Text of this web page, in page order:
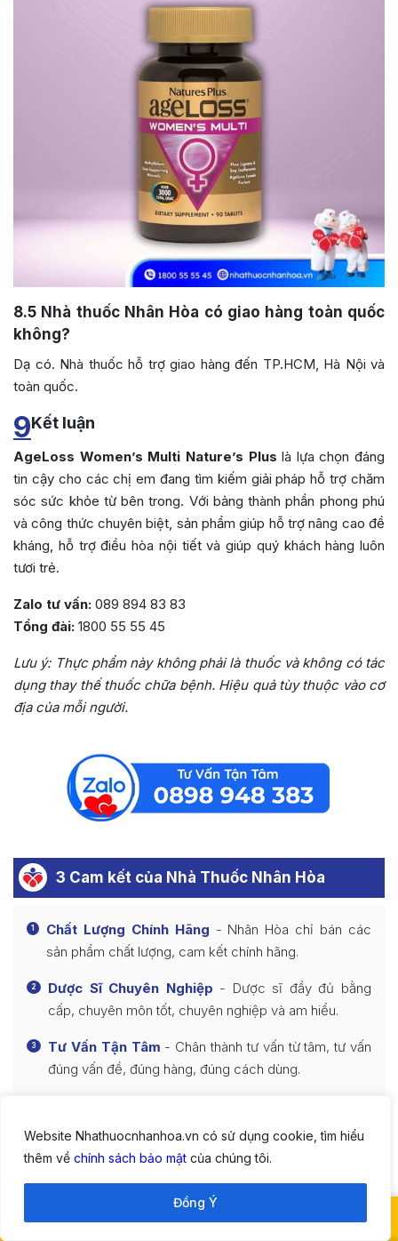
Website Nhathuocnhanhoa.vn có sử dụng cookie, tìm hiểu
thêm về chính sách bảo mật của chúng tôi.
Đồng Ý
8.5 Nhà thuốc Nhân Hòa có giao hàng toàn quốc
không?
Dạ có. Nhà thuốc hỗ trợ giao hàng đến TP.HCM, Hà Nội và
toàn quốc.
9Kết luận
AgeLoss Women’s Multi Nature’s Plus là lựa chọn đáng
tin cậy cho các chị em đang tìm kiếm giải pháp hỗ trợ chăm
sóc sức khỏe từ bên trong. Với bảng thành phần phong phú
và công thức chuyên biệt, sản phẩm giúp hỗ trợ nâng cao đề
kháng, hỗ trợ điều hòa nội tiết và giúp quý khách hàng luôn
tươi trẻ.
Zalo tư vấn: 089 894 83 83
Tổng đài: 1800 55 55 45
Lưu ý: Thực phẩm này không phải là thuốc và không có tác
dụng thay thế thuốc chữa bệnh. Hiệu quả tùy thuộc vào cơ
địa của mỗi người.
3 Cam kết của Nhà Thuốc Nhân Hòa
1 Chất Lượng Chính Hãng - Nhân Hòa chỉ bán các
sản phẩm chất lượng, cam kết chính hãng.
2 Dược Sĩ Chuyên Nghiệp - Dược sĩ đầy đủ bằng
cấp, chuyên môn tốt, chuyên nghiệp và am hiểu.
3 Tư Vấn Tận Tâm - Chân thành tư vấn từ tâm, tư vấn
đúng vấn đề, đúng hàng, đúng cách dùng.
3 Quyền lợi khi mua hàng tại Nhà Thuốc
0898 9483 83